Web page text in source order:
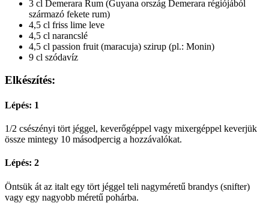
3 cl Demerara Rum (Guyana ország Demerara régiójából
származó fekete rum)
4,5 cl friss lime leve
4,5 cl narancslé
4,5 cl passion fruit (maracuja) szirup (pl.: Monin)
9 cl szódavíz
Elkészítés:
Lépés: 1
1/2 csészényi tört jéggel, keverőgéppel vagy mixergéppel keverjük
össze mintegy 10 másodpercig a hozzávalókat.
Lépés: 2
Öntsük át az italt egy tört jéggel teli nagyméretű brandys (snifter)
vagy egy nagyobb méretű pohárba.